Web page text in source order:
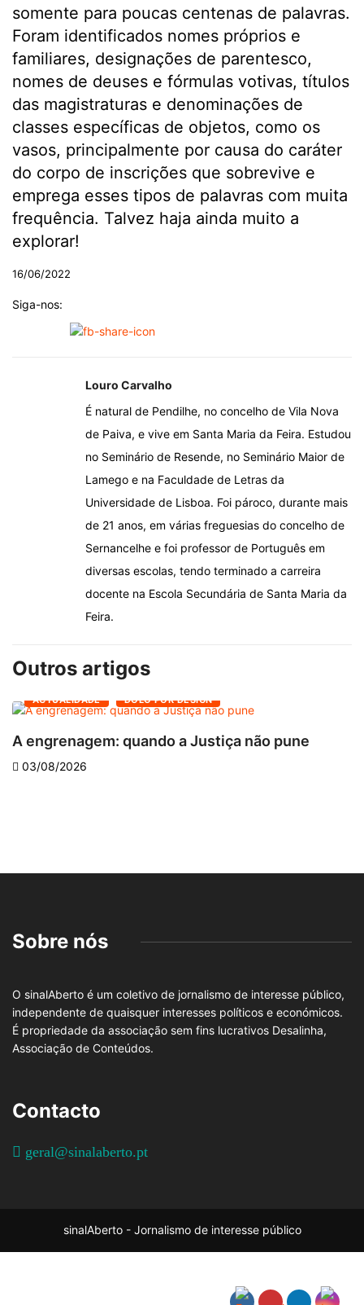
somente para poucas centenas de palavras.
Foram identificados nomes próprios e
familiares, designações de parentesco,
nomes de deuses e fórmulas votivas, títulos
das magistraturas e denominações de
classes específicas de objetos, como os
vasos, principalmente por causa do caráter
do corpo de inscrições que sobrevive e
emprega esses tipos de palavras com muita
frequência. Talvez haja ainda muito a
explorar!
16/06/2022
Siga-nos:
Louro Carvalho
É natural de Pendilhe, no concelho de Vila Nova
de Paiva, e vive em Santa Maria da Feira. Estudou
no Seminário de Resende, no Seminário Maior de
Lamego e na Faculdade de Letras da
Universidade de Lisboa. Foi pároco, durante mais
de 21 anos, em várias freguesias do concelho de
Sernancelhe e foi professor de Português em
diversas escolas, tendo terminado a carreira
docente na Escola Secundária de Santa Maria da
Feira.
Outros artigos
DOLO POR DESIGN
quando a Justiça não pune Descoberta
Sobre nós
O sinalAberto é um coletivo de jornalismo de interesse público,
independente de quaisquer interesses políticos e económicos.
É propriedade da associação sem fins lucrativos Desalinha,
Associação de Conteúdos.
Contacto
geral@sinalaberto.pt
sinalAberto - Jornalismo de interesse público